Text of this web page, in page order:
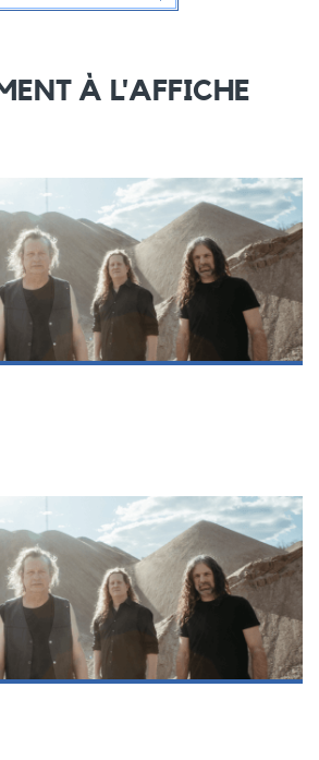
À L'AFFICHE